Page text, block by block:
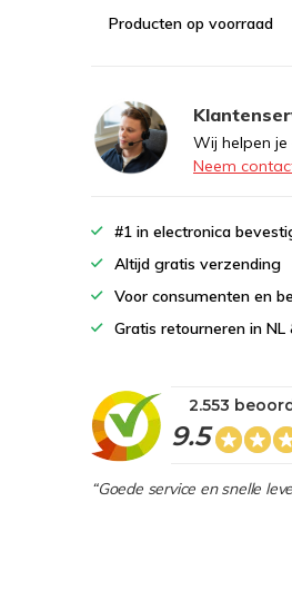
Producten op voorraad
Wij helpen
Neem
#1 in electronica
Altijd gratis verzending
Voor consumenten en
Gratis retourneren in NL
9.5
2.553
“Goede service en snelle